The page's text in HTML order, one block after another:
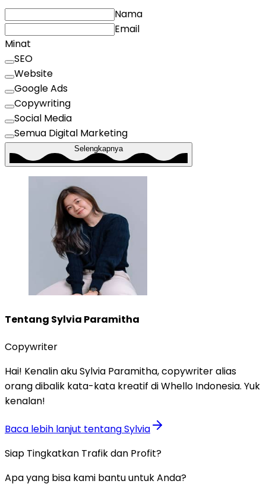
Nama
Email
Minat
SEO
Website
Google Ads
Copywriting
Social Media
Semua Digital Marketing
Selengkapnya
Tentang Sylvia Paramitha
Copywriter
Hai! Kenalin aku Sylvia Paramitha, copywriter alias
orang dibalik kata-kata kreatif di Whello Indonesia. Yuk
kenalan!
Baca lebih lanjut tentangSylvia
Siap Tingkatkan Trafik dan Profit?
Apa yang bisa kami bantu untuk Anda?